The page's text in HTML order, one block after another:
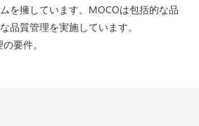
を擁しています。MOCOは包括的な品
品質管理を実施しています。
要件。